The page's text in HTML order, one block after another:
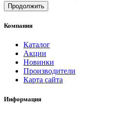
Продолжить
Компания
Каталог
Акции
Новинки
Производители
Карта сайта
Информация